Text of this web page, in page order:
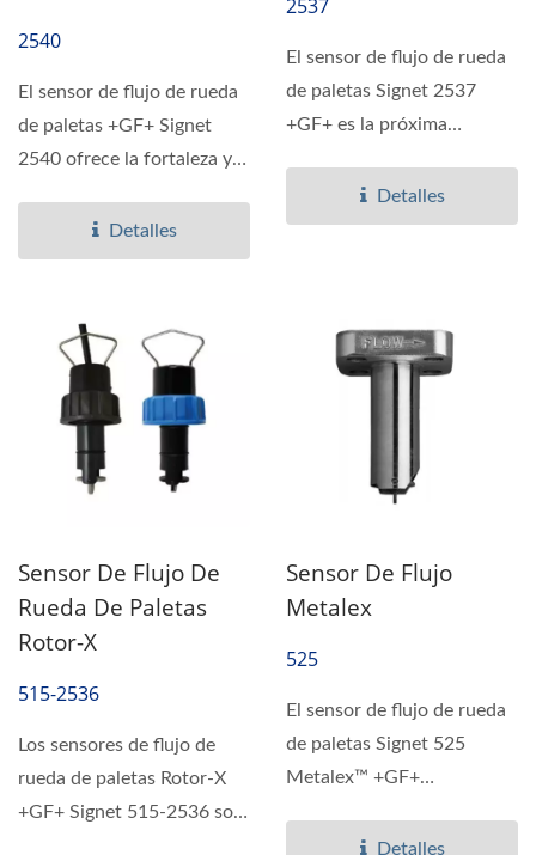
2540
El sensor de flujo de rueda
de paletas +GF+ Signet
2540 ofrece la fortaleza y
Detalles
2537
El sensor de flujo de rueda
de paletas Signet 2537
+GF+ es la próxima
Detalles
Sensor De Flujo De
Rueda De Paletas
Rotor-X
515-2536
Los sensores de flujo de
rueda de paletas Rotor-X
+GF+ Signet 515-2536 son
Sensor De Flujo
Metalex
525
El sensor de flujo de rueda
de paletas Signet 525
Metalex™ +GF+
medición...
Detalles